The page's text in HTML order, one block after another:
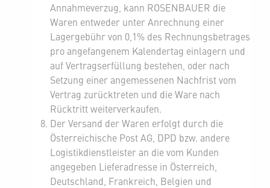
Annahmeverzug, kann ROSENBAUER die
Waren entweder unter Anrechnung einer
Lagergebühr von 0,1% des Rechnungsbetrages
pro angefangenem Kalendertag einlagern und
auf Vertragserfüllung bestehen, oder nach
Setzung einer angemessenen Nachfrist vom
Vertrag zurücktreten und die Ware nach
Rücktritt weiterverkaufen.
Der Versand der Waren erfolgt durch die
Österreichische Post AG, DPD bzw. andere
Logistikdienstleister an die vom Kunden
angegeben Lieferadresse in Österreich,
Deutschland, Frankreich, Belgien und